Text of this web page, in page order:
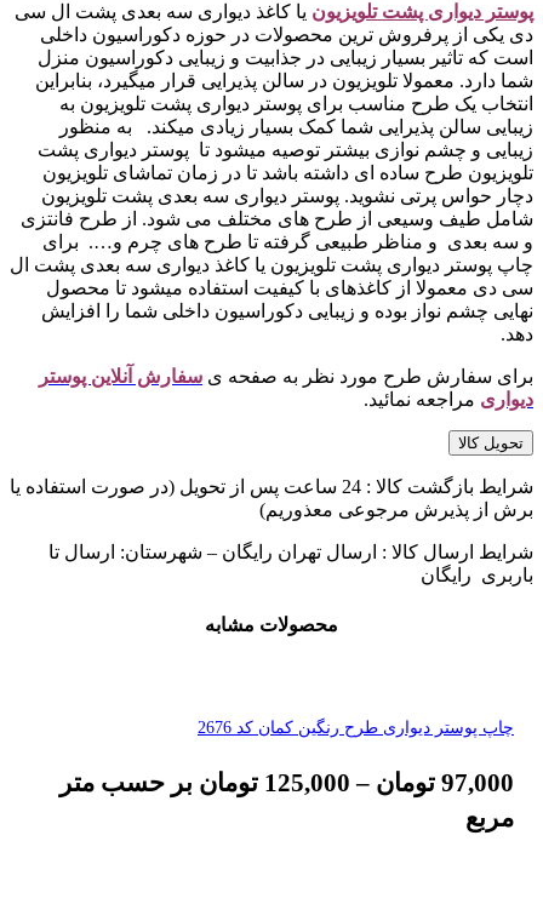
پوستر دیواری پشت تلویزیون یا کاغذ دیواری سه بعدی پشت ال سی
دی یکی از پرفروش ترین محصولات در حوزه دکوراسیون داخلی
است که تاثیر بسیار زیبایی در جذابیت و زیبایی دکوراسیون منزل
شما دارد. معمولا تلویزیون در سالن پذیرایی قرار میگیرد، بنابراین
انتخاب یک طرح مناسب برای پوستر دیواری پشت تلویزیون به
زیبایی سالن پذیرایی شما کمک بسیار زیادی میکند. به منظور
زیبایی و چشم نوازی بیشتر توصیه میشود تا پوستر دیواری پشت
تلویزیون طرح ساده ای داشته باشد تا در زمان تماشای تلویزیون
دچار حواس پرتی نشوید. پوستر دیواری سه بعدی پشت تلویزیون
شامل طیف وسیعی از طرح های مختلف می شود. از طرح فانتزی
و سه بعدی و مناظر طبیعی گرفته تا طرح های چرم و…. برای
چاپ پوستر دیواری پشت تلویزیون یا کاغذ دیواری سه بعدی پشت ال
سی دی معمولا از کاغذهای با کیفیت استفاده میشود تا محصول
نهایی چشم نواز بوده و زیبایی دکوراسیون داخلی شما را افزایش
دهد.
برای سفارش طرح مورد نظر به صفحه ی سفارش آنلاین پوستر
دیواری مراجعه نمائید.
تحویل کالا
شرایط بازگشت کالا : 24 ساعت پس از تحویل (در صورت استفاده یا
برش از پذیرش مرجوعی معذوریم)
شرایط ارسال کالا : ارسال تهران رایگان – شهرستان: ارسال تا
باربری رایگان
محصولات مشابه
چاپ پوستر دیواری طرح رنگین کمان کد 2676
97,000 تومان –
125,000 تومان بر حسب متر
مربع